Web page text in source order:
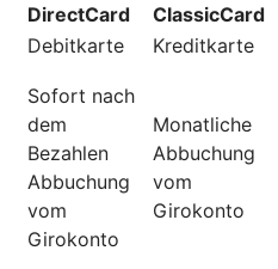
DirectCard
ClassicCard
Debitkarte Kreditkarte
Sofort nach
dem
Bezahlen
Abbuchung
vom
Girokonto
Monatliche
Abbuchung
vom
Girokonto